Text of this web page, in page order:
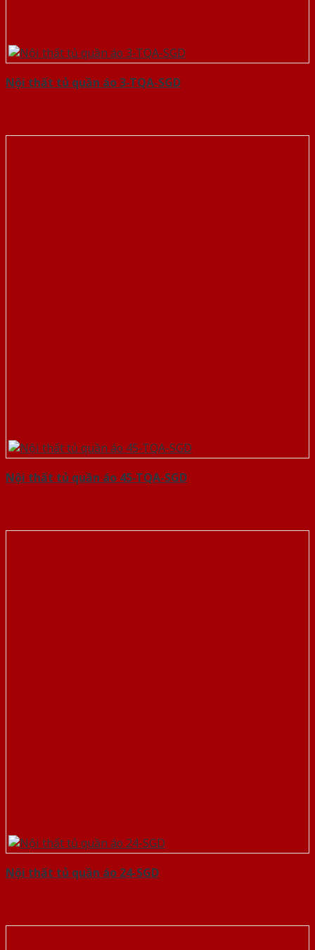
Nội thất tủ quần áo 3-TQA-SGD
Nội thất tủ quần áo 45-TQA-SGD
Nội thất tủ quần áo 24-SGD